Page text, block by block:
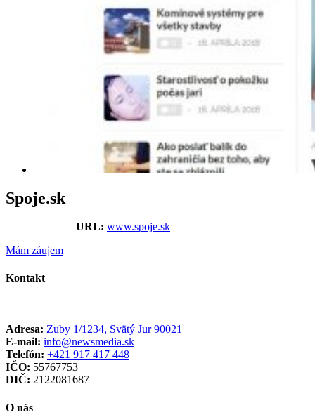
Spoje.sk
URL: www.spoje.sk
Mám záujem
Kontakt
Adresa: Zuby 1/1234, Svätý Jur 90021
E-mail: info@newsmedia.sk
Telefón: +421 917 417 448
IČO: 55767753
DIČ: 2122081687
O nás